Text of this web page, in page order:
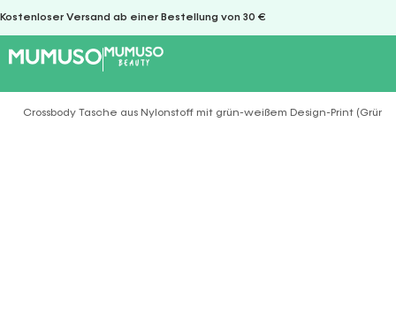
Kostenloser Versand ab einer Bestellung von 30 €
Sie befinden sich hier:
Crossbody Tasche aus Nylonstoff mit grün-weißem Design-Print (Grün/